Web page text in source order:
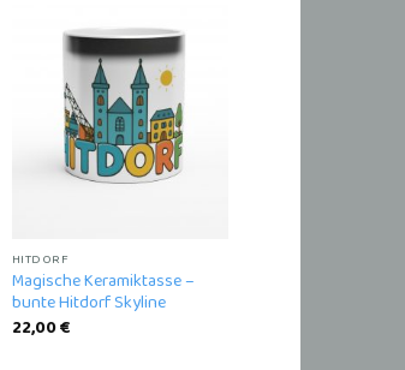
Add to
wishlist
HITDORF
Magische Keramiktasse –
bunte Hitdorf Skyline
22,00€